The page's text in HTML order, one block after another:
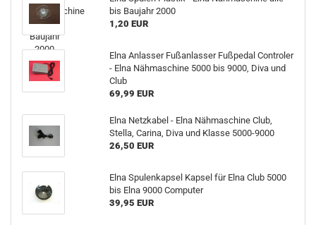
bis Baujahr 2000
1,20 EUR
Elna Anlasser Fußanlasser Fußpedal Controler
- Elna Nähmaschine 5000 bis 9000, Diva und
Club
69,99 EUR
Elna Netzkabel - Elna Nähmaschine Club,
Stella, Carina, Diva und Klasse 5000-9000
26,50 EUR
Elna Spulenkapsel Kapsel für Elna Club 5000
bis Elna 9000 Computer
39,95 EUR